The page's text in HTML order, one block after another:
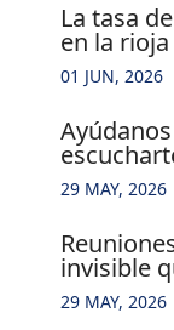
la tasa de absentismo laboral se sitúa
en la rioja
01 JUN, 2026
ayúdanos a mejorar, queremos
29 MAY, 2026
reuniones que sobran: el coste
invisible
29 MAY, 2026